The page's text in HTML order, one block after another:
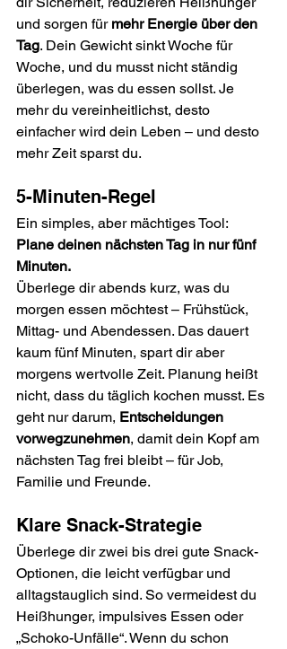
und sorgen für mehr Energie über den
Tag. Dein Gewicht sinkt Woche für
Woche, und du musst nicht ständig
überlegen, was du essen sollst. Je
mehr du vereinheitlichst, desto
einfacher wird dein Leben – und desto
mehr Zeit sparst du.
5-Minuten-Regel
Ein simples, aber mächtiges Tool:
Plane deinen nächsten Tag in nur fünf
Minuten.
Überlege dir abends kurz, was du
morgen essen möchtest – Frühstück,
Mittag- und Abendessen. Das dauert
kaum fünf Minuten, spart dir aber
morgens wertvolle Zeit. Planung heißt
nicht, dass du täglich kochen musst. Es
geht nur darum, Entscheidungen
vorwegzunehmen, damit dein Kopf am
nächsten Tag frei bleibt – für Job,
Familie und Freunde.
Klare Snack-Strategie
Überlege dir zwei bis drei gute Snack-
Optionen, die leicht verfügbar und
alltagstauglich sind. So vermeidest du
Heißhunger, impulsives Essen oder
„Schoko-Unfälle“. Wenn du schon